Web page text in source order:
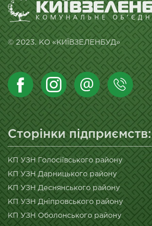
© 2023. КО «КИЇВЗЕЛЕНБУД»
Сторінки підприємств:
КП УЗН Голосіївського району
КП УЗН Дарницького району
КП УЗН Деснянського району
КП УЗН Дніпровського району
КП УЗН Оболонського району